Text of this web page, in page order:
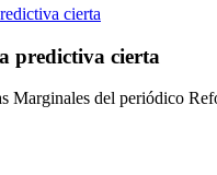
cierta
predictiva cierta
Marginales del periódico